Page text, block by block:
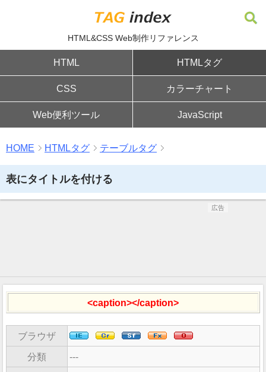
HTML&CSS Web制作リファレンス
HTML HTMLタグ
CSS カラーチャート
Web便利ツール JavaScript
HOME HTMLタグ テーブルタグ
表にタイトルを付ける
広告
<caption></caption>
ブラウザ
分類 ---